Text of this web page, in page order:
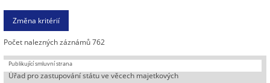
Počet nalezných záznámů 762
Úřad pro zastupování státu ve věcech majetkových